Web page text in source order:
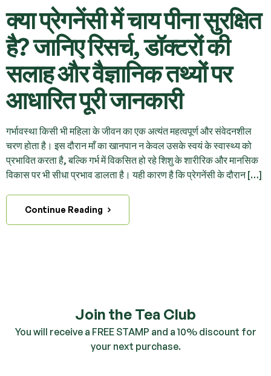
क्या प्रेगनेंसी में चाय पीना सुरक्षित
है? जानिए रिसर्च, डॉक्टरों की
सलाह और वैज्ञानिक तथ्यों पर
आधारित पूरी जानकारी
गर्भावस्था किसी भी महिला के जीवन का एक अत्यंत महत्वपूर्ण और संवेदनशील
चरण होता है। इस दौरान माँ का खानपान न केवल उसके स्वयं के स्वास्थ्य को
प्रभावित करता है, बल्कि गर्भ में विकसित हो रहे शिशु के शारीरिक और मानसिक
विकास पर भी सीधा प्रभाव डालता है। यही कारण है कि प्रेगनेंसी के दौरान […]
Continue Reading
Join the Tea Club
You will receive a FREE STAMP and a 10% discount for
your next purchase.